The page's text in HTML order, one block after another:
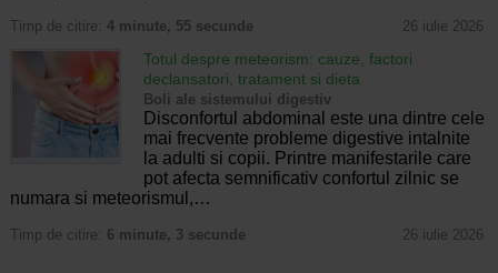
Timp de citire: 4 minute, 55 secunde 26 iulie 2026
Totul despre meteorism: cauze, factori
declansatori, tratament si dieta
Boli ale sistemului digestiv
Disconfortul abdominal este una dintre cele
mai frecvente probleme digestive intalnite
la adulti si copii. Printre manifestarile care
pot afecta semnificativ confortul zilnic se
numara si meteorismul,…
Timp de citire: 6 minute, 3 secunde 26 iulie 2026